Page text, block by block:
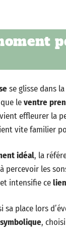
se glisse dans
leventre
effleurer la
vite familier
idéal, la
percevoir les
intensifie ce
sa place lors
,